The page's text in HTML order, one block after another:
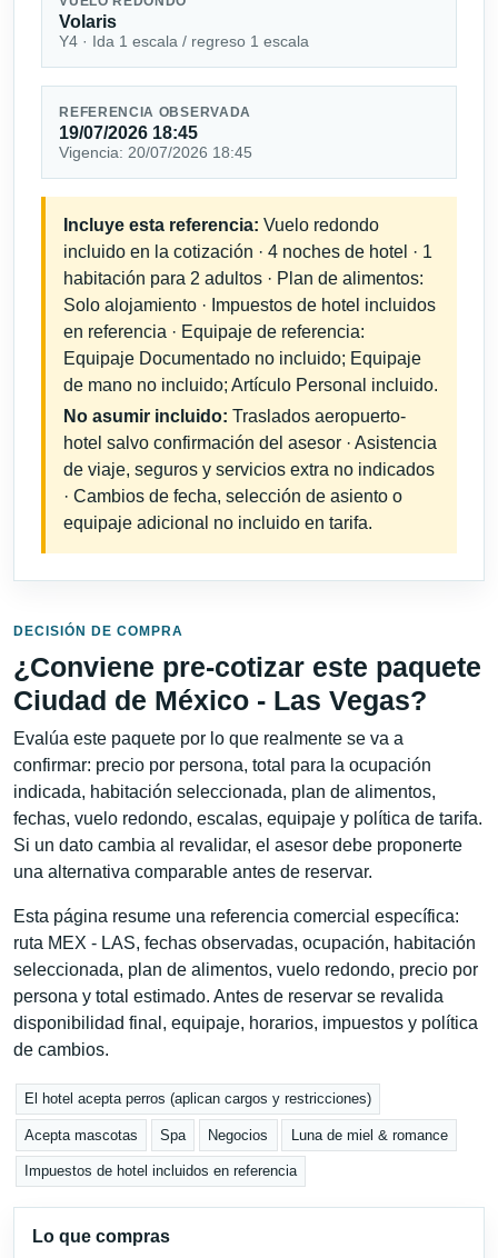
Volaris
Y4 · Ida 1 escala / regreso 1 escala
REFERENCIA OBSERVADA
19/07/2026 18:45
Vigencia: 20/07/2026 18:45
Incluye esta referencia: Vuelo redondo
incluido en la cotización · 4 noches de hotel · 1
habitación para 2 adultos · Plan de alimentos:
Solo alojamiento · Impuestos de hotel incluidos
en referencia · Equipaje de referencia:
Equipaje Documentado no incluido; Equipaje
de mano no incluido; Artículo Personal incluido.
No asumir incluido: Traslados aeropuerto-
hotel salvo confirmación del asesor · Asistencia
de viaje, seguros y servicios extra no indicados
· Cambios de fecha, selección de asiento o
equipaje adicional no incluido en tarifa.
DECISIÓN DE COMPRA
¿Conviene pre-cotizar este paquete
Ciudad de México - Las Vegas?
Evalúa este paquete por lo que realmente se va a
confirmar: precio por persona, total para la ocupación
indicada, habitación seleccionada, plan de alimentos,
fechas, vuelo redondo, escalas, equipaje y política de tarifa.
Si un dato cambia al revalidar, el asesor debe proponerte
una alternativa comparable antes de reservar.
Esta página resume una referencia comercial específica:
ruta MEX - LAS, fechas observadas, ocupación, habitación
seleccionada, plan de alimentos, vuelo redondo, precio por
persona y total estimado. Antes de reservar se revalida
disponibilidad final, equipaje, horarios, impuestos y política
de cambios.
El hotel acepta perros (aplican cargos y restricciones)
Acepta mascotas Spa Negocios Luna de miel & romance
Impuestos de hotel incluidos en referencia
Lo que compras